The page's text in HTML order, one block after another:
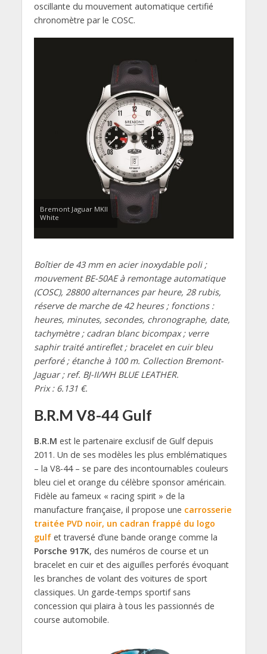
oscillante du mouvement automatique certifié
chronomètre par le COSC.
Bremont Jaguar MKII
White
Boîtier de 43 mm en acier inoxydable poli ;
mouvement BE-50AE à remontage automatique
(COSC), 28800 alternances par heure, 28 rubis,
réserve de marche de 42 heures ; fonctions :
heures, minutes, secondes, chronographe, date,
tachymètre ; cadran blanc bicompax ; verre
saphir traité antireflet ; bracelet en cuir bleu
perforé ; étanche à 100 m. Collection Bremont-
Jaguar ; ref. BJ-II/WH BLUE LEATHER.
Prix : 6.131 €.
B.R.M V8-44 Gulf
B.R.M est le partenaire exclusif de Gulf depuis
2011. Un de ses modèles les plus emblématiques
– la V8-44 – se pare des incontournables couleurs
bleu ciel et orange du célèbre sponsor américain.
Fidèle au fameux « racing spirit » de la
manufacture française, il propose une carrosserie
traitée PVD noir, un cadran frappé du logo
gulfet traversé d’une bande orange comme la
Porsche 917K, des numéros de course et un
bracelet en cuir et des aiguilles perforés évoquant
les branches de volant des voitures de sport
classiques. Un garde-temps sportif sans
concession qui plaira à tous les passionnés de
course automobile.